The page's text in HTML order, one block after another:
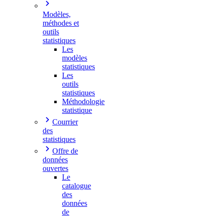
Modèles,
méthodes et
outils
statistiques
Les
modèles
statistiques
Les
outils
statistiques
Méthodologie
statistique
Courrier
des
statistiques
Offre de
données
ouvertes
Le
catalogue
des
données
de